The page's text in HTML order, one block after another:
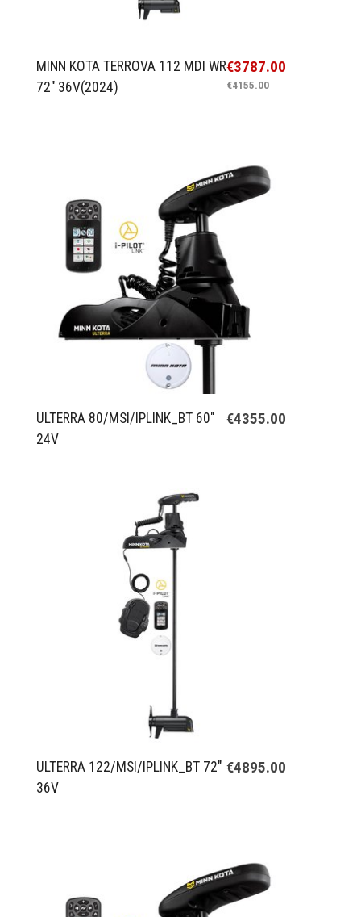
MINN KOTA TERROVA 112 MDI WR
72" 36V(2024)
€3787.00
€4155.00
ULTERRA 80/MSI/IPLINK_BT 60"
24V
€4355.00
ULTERRA 122/MSI/IPLINK_BT 72"
36V
€4895.00